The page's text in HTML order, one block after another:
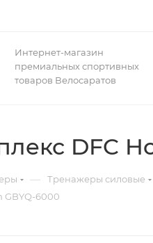
Интернет-магазин
премиальных спортивных
товаров Велосаратов
DFC
— Тренажеры силовые
GBYQ-6000